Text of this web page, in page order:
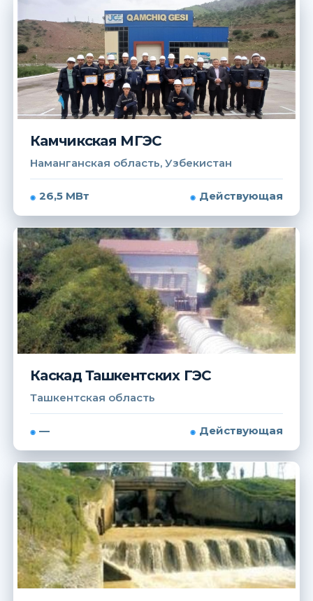
Камчикская МГЭС
Наманганская область, Узбекистан
26,5 МВт Действующая
Каскад Ташкентских ГЭС
Ташкентская область
— Действующая